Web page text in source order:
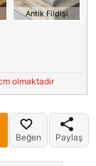
Antik Fildişi
olmaktadır
Beğen Paylaş